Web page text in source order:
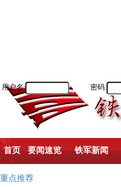
用户名: 密码:
首页 要闻速览 铁军新闻
重点推荐